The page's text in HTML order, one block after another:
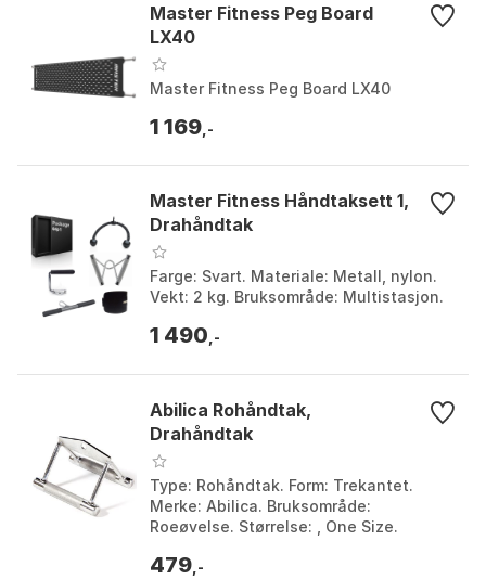
Master Fitness Peg Board
LX40
Master Fitness Peg Board LX40
1 169 ,-
Master Fitness Håndtaksett 1,
Drahåndtak
Farge: Svart. Materiale: Metall, nylon.
Vekt: 2 kg. Bruksområde: Multistasjon.
1 490 ,-
Abilica Rohåndtak,
Drahåndtak
Type: Rohåndtak. Form: Trekantet.
Merke: Abilica. Bruksområde:
Roeøvelse. Størrelse: , One Size.
479 ,-